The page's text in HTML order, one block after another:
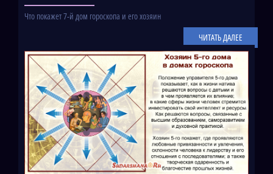
Что покажет 7-й дом гороскопа и его хозяин
ЧИТАТЬ ДАЛЕЕ